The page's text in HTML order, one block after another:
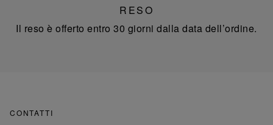
RESO
Il reso è offerto entro 30 giorni dalla data dell’ordine.
CONTATTI